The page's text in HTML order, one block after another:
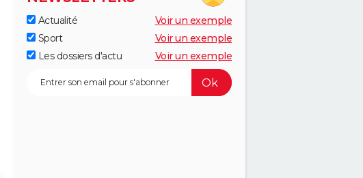
Actualité
Voir un exemple
Sport
Voir un exemple
Les dossiers d'actu
Voir un exemple